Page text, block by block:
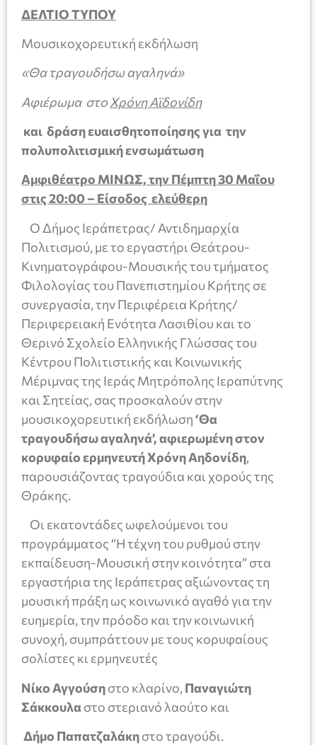
ΔΕΛΤΙΟ ΤΥΠΟΥ
Μουσικοχορευτική εκδήλωση
«Θα τραγουδήσω αγαληνά»
Αφιέρωμα στο Χρόνη Αϊδονίδη
και δράση ευαισθητοποίησης για την
πολυπολιτισμική ενσωμάτωση
Αμφιθέατρο ΜΙΝΩΣ, την Πέμπτη 30 Μαΐου
στις 20:00 – Είσοδος ελεύθερη
Ο Δήμος Ιεράπετρας/ Αντιδημαρχία
Πολιτισμού, με το εργαστήρι Θεάτρου-
Κινηματογράφου-Μουσικής του τμήματος
Φιλολογίας του Πανεπιστημίου Κρήτης σε
συνεργασία, την Περιφέρεια Κρήτης/
Περιφερειακή Ενότητα Λασιθίου και το
Θερινό Σχολείο Ελληνικής Γλώσσας του
Κέντρου Πολιτιστικής και Κοινωνικής
Μέριμνας της Ιεράς Μητρόπολης Ιεραπύτνης
και Σητείας, σας προσκαλούν στην
μουσικοχορευτική εκδήλωση‘Θα
τραγουδήσω αγαληνά’, αφιερωμένη στον
κορυφαίο ερμηνευτή Χρόνη Αηδονίδη,
παρουσιάζοντας τραγούδια και χορούς της
Θράκης.
Οι εκατοντάδες ωφελούμενοι του
προγράμματος “Η τέχνη του ρυθμού στην
εκπαίδευση-Μουσική στην κοινότητα” στα
εργαστήρια της Ιεράπετρας αξιώνοντας τη
μουσική πράξη ως κοινωνικό αγαθό για την
ευημερία, την πρόοδο και την κοινωνική
συνοχή, συμπράττουν με τους κορυφαίους
σολίστες κι ερμηνευτές
Νίκο Αγγούσηστο κλαρίνο, Παναγιώτη
Σάκκουλα στο στεριανό λαούτο και
Δήμο Παπατζαλάκηστο τραγούδι.